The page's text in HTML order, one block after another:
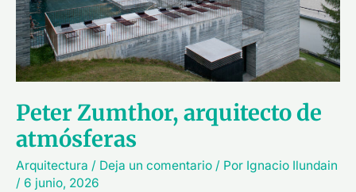
Peter Zumthor, arquitecto de
atmósferas
Arquitectura / Deja un comentario / Por Ignacio Ilundain
/ 6 junio, 2026